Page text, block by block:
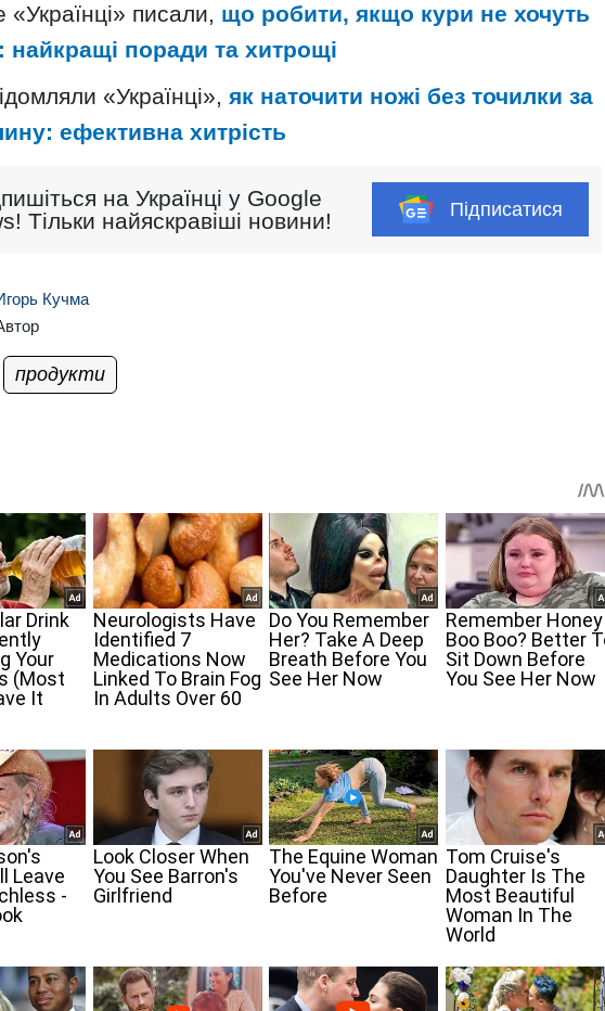
«Українці» писали, що робити, якщо кури не хочуть
найкращі поради та хитрощі
«Українці», як наточити ножі без точилки за
ефективна хитрість
на Українці у Google
Тільки найяскравіші новини!
Підписатися
Кучма
продукти